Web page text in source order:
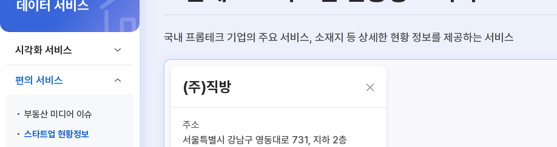
타 플랫폼 상품 검색
데이터 서비스
시각화 서비스
편의 서비스
부동산 미디어 이슈
스타트업 현황정보
국내 프롭테크 기업의 주요 서비스, 소재지 등 상세한 현황 정보를 제공하는 서비스
(주)직방
주소
서울특별시 강남구 영동대로 731, 지하 2층